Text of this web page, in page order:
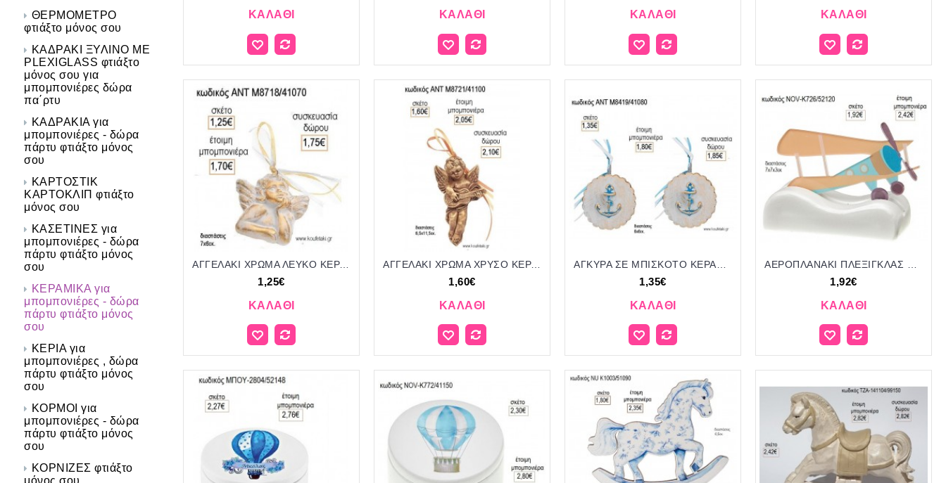
ΘΕΡΜΟΜΕΤΡΟ
φτιάξτο μόνος σου
ΚΑΔΡΑΚΙ ΞΥΛΙΝΟ ΜΕ
PLEXIGLASS φτιάξτο
μόνος σου για
μπομπονιέρες δώρα
πα΄ρτυ
ΚΑΔΡΑΚΙΑ για
μπομπονιέρες - δώρα
πάρτυ φτιάξτο μόνος
σου
ΚΑΡΤΟΣΤΙΚ
ΚΑΡΤΟΚΛΙΠ φτιάξτο
μόνος σου
ΚΑΣΕΤΙΝΕΣ για
μπομπονιέρες - δώρα
πάρτυ φτιάξτο μόνος
σου
ΚΕΡΑΜΙΚΑ για
μπομπονιέρες - δώρα
πάρτυ φτιάξτο μόνος
σου
ΚΕΡΙΑ για
μπομπονιέρες , δώρα
πάρτυ φτιάξτο μόνος
σου
ΚΟΡΜΟΙ για
μπομπονιέρες - δώρα
πάρτυ φτιάξτο μόνος
σου
ΚΟΡΝΙΖΕΣ φτιάξτο
μόνος σου
ΚΑΛΆΘΙ
ΚΑΛΆΘΙ
ΚΑΛΆΘΙ
ΚΑΛΆΘΙ
ΑΓΓΕΛΑΚΙ ΧΡΩΜΑ ΛΕΥΚΟ ΚΕΡΑΜΙΚΟ ΚΡΕΜΑΣΤΟ ΔΙΑΚΟΣΜΗΤΙΚΟ για μπομπονιέρες - δώρα πάρτυ - εορτών - γέννησης - γούρια - φτιάξτο μόνος σου ΑΝΤ-Μ8718/41070 1.25€!!!
1,25€
ΚΑΛΆΘΙ
ΑΓΓΕΛΑΚΙ ΧΡΩΜΑ ΧΡΥΣΟ ΚΕΡΑΜΙΚΟ ΚΡΕΜΑΣΤΟ ΔΙΑΚΟΣΜΗΤΙΚΟ για μπομπονιέρες - δώρα πάρτυ - εορτών - γέννησης - γούρια - φτιάξτο μόνος σου ΑΝΤ-Μ8721/41100 1.60€!!!
1,60€
ΚΑΛΆΘΙ
1,35€
ΚΑΛΆΘΙ
1,92€
ΚΑΛΆΘΙ